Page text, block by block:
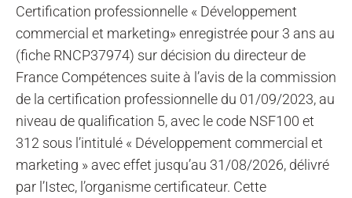
Certification professionnelle « Développement
commercial et marketing» enregistrée pour 3 ans au
(fiche RNCP37974) sur décision du directeur de
France Compétences suite à l’avis de la commission
de la certification professionnelle du 01/09/2023, au
niveau de qualification 5, avec le code NSF100 et
312 sous l’intitulé « Développement commercial et
marketing » avec effet jusqu’au 31/08/2026, délivré
par l’Istec, l’organisme certificateur. Cette